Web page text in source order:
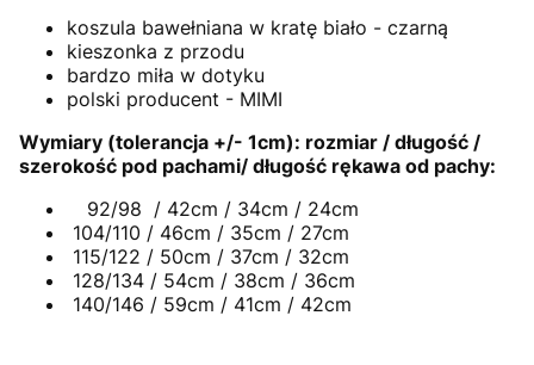
koszula bawełniana w kratę biało - czarną
kieszonka z przodu
bardzo miła w dotyku
polski producent - MIMI
Wymiary (tolerancja +/- 1cm): rozmiar / długość /
szerokość pod pachami/ długość rękawa od pachy:
92/98 / 42cm / 34cm / 24cm
104/110 / 46cm / 35cm / 27cm
115/122 / 50cm / 37cm / 32cm
128/134 / 54cm / 38cm / 36cm
140/146 / 59cm / 41cm / 42cm